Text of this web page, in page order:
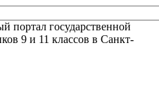
государственной
9 и 11 классов в Санкт-